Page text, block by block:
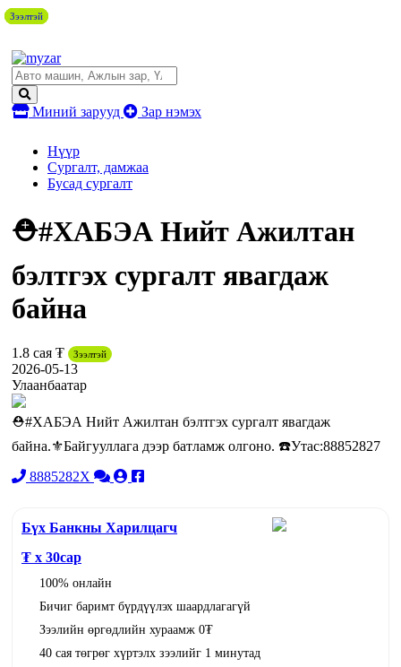
Миний зарууд Зар нэмэх
Нүүр
Сургалт, дамжаа
Бусад сургалт
⛑#ХАБЭА Нийт Ажилтан
бэлтгэх сургалт явагдаж
байна
1.8 сая ₮ Зээлтэй
2026-05-13
Улаанбаатар
⛑#ХАБЭА Нийт Ажилтан бэлтгэх сургалт явагдаж
байна.⚜️Байгууллага дээр батламж олгоно. ☎️Утас:88852827
8885282X
Бүх Банкны Харилцагч
₮ x 30сар
100% онлайн
Бичиг баримт бүрдүүлэх шаардлагагүй
Зээлийн өргөдлийн хураамж 0₮
40 сая төгрөг хүртэлх зээлийг 1 минутад
Зээлтэй
Зээлтэй
Зээлтэй
Зээлтэй